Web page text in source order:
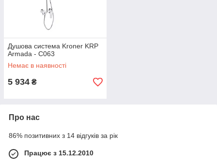
Душова система Kroner KRP
Armada - C063
Немає в наявності
5 934 ₴
Про нас
86% позитивних з 14 відгуків за рік
Працює з 15.12.2010